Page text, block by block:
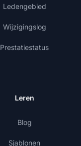
Ledengebied
Wijzigingslog
Prestatiestatus
Leren
Blog
Sjablonen